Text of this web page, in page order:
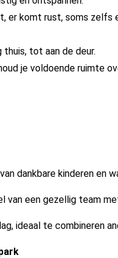
er komt rust, soms zelfs
thuis, tot aan de deur.
je voldoende ruimte
dankbare kinderen en
een gezellig team
ideaal te combineren